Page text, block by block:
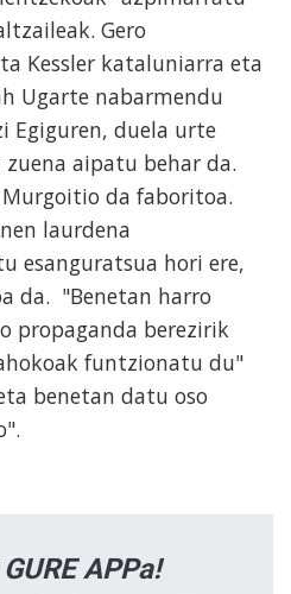
Gero
Kessler kataluniarra eta
Ugarte nabarmendu
Egiguren, duela urte
aipatu behar da.
da faboritoa.
laurdena
esanguratsua hori ere,
da. "Benetan harro
propaganda berezirik
funtzionatu du"
benetan datu oso
APPa!